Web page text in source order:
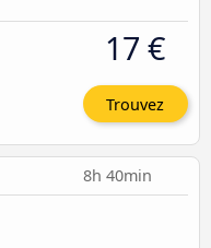
17 €
Trouvez
8h 40min